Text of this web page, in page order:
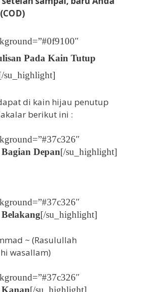
Pada Kain Tutup
su_highlight]
di kain hijau penutup
berikut ini :
Bagian Depan[/su_highlight]
[/su_highlight]
~ (Rasulullah
wasallam)
Kanan[/su_highlight]